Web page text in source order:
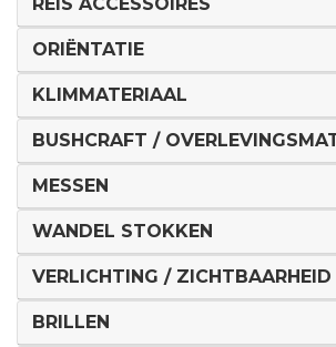
REIS ACCESSOIRES
ORIËNTATIE
KLIMMATERIAAL
BUSHCRAFT /
MESSEN
WANDEL STOKKEN
VERLICHTING / ZICHTBAARHEID
BRILLEN